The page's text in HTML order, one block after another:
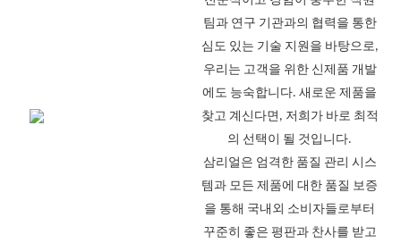
팀과 연구 기관과의 협력을 통한
심도 있는 기술 지원을 바탕으로,
우리는 고객을 위한 신제품 개발
에도 능숙합니다. 새로운 제품을
찾고 계신다면, 저희가 바로 최적
의 선택이 될 것입니다.
삼리얼은 엄격한 품질 관리 시스
템과 모든 제품에 대한 품질 보증
을 통해 국내외 소비자들로부터
꾸준히 좋은 평판과 찬사를 받고